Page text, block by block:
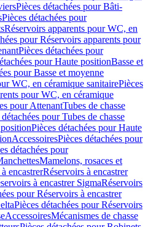
Pièces détachées pour Bâti-
Pièces détachées pour
Réservoirs apparents pour WC, en
pour Réservoirs apparents pour
Pièces détachées pour
pour Haute positionBasse et
pour Basse et moyenne
WC, en céramique sanitairePièces
pour WC, en céramique
pour AttenantTubes de chasse
pour Tubes de chasse
Pièces détachées pour Haute
AccessoiresPièces détachées pour
détachées pour
Mamelons, rosaces et
encastrerRéservoirs à encastrer
à encastrer SigmaRéservoirs
pour Réservoirs à encastrer
Pièces détachées pour Réservoirs
AccessoiresMécanismes de chasse